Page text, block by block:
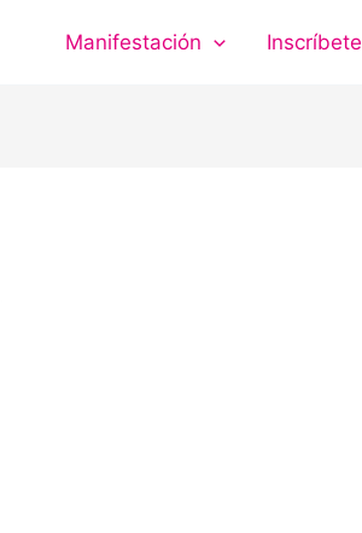
Manifestación Inscríbete